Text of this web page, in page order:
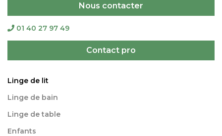
Nous contacter
01 40 27 97 49
Contact pro
Linge de lit
Linge de bain
Linge de table
Enfants